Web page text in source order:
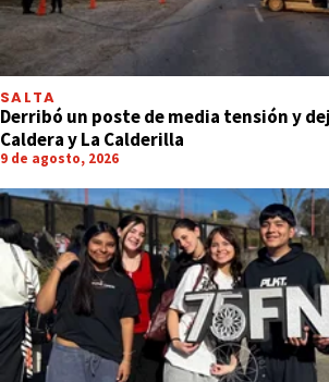
SALTA
Derribó un poste de media tensión y
Caldera y La Calderilla
9 de agosto, 2026